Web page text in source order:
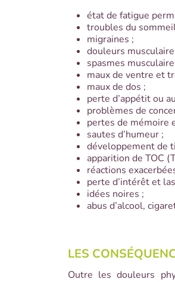
état de fatigue
troubles du
migraines ;
douleurs
spasmes
maux de ventre et
maux de dos ;
perte d’appétit ou
problèmes de
pertes de mémoire
sautes d’humeur ;
développement de
apparition de TOC
réactions
perte d’intérêt et
idées noires ;
abus d’alcool,
LES
Outre les douleurs